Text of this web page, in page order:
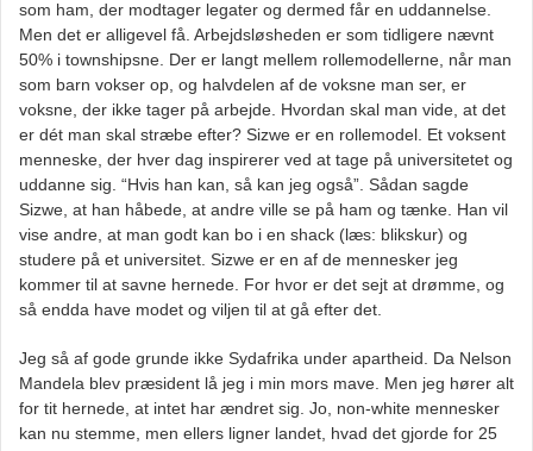
som ham, der modtager legater og dermed får en uddannelse.
Men det er alligevel få. Arbejdsløsheden er som tidligere nævnt
50% i townshipsne. Der er langt mellem rollemodellerne, når man
som barn vokser op, og halvdelen af de voksne man ser, er
voksne, der ikke tager på arbejde. Hvordan skal man vide, at det
er dét man skal stræbe efter? Sizwe er en rollemodel. Et voksent
menneske, der hver dag inspirerer ved at tage på universitetet og
uddanne sig. “Hvis han kan, så kan jeg også”. Sådan sagde
Sizwe, at han håbede, at andre ville se på ham og tænke. Han vil
vise andre, at man godt kan bo i en shack (læs: blikskur) og
studere på et universitet. Sizwe er en af de mennesker jeg
kommer til at savne hernede. For hvor er det sejt at drømme, og
så endda have modet og viljen til at gå efter det.
Jeg så af gode grunde ikke Sydafrika under apartheid. Da Nelson
Mandela blev præsident lå jeg i min mors mave. Men jeg hører alt
for tit hernede, at intet har ændret sig. Jo, non-white mennesker
kan nu stemme, men ellers ligner landet, hvad det gjorde for 25